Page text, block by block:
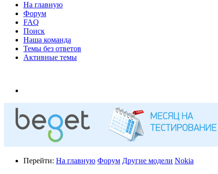
На главную
Форум
FAQ
Поиск
Наша команда
Темы без ответов
Активные темы
Перейти: На главную Форум Другие модели Nokia